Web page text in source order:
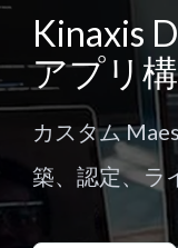
Kinaxis
アプリ
カスタム
築、認定、ラ